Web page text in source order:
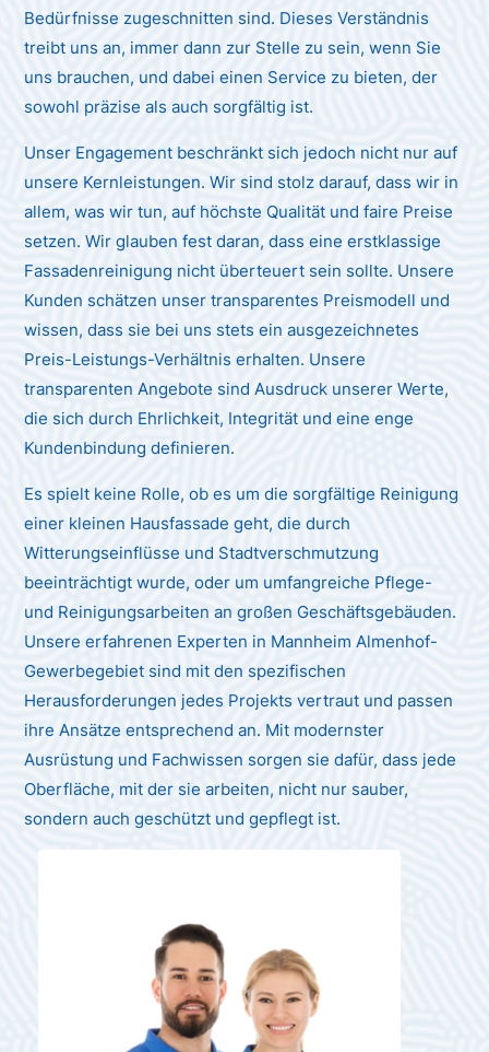
Bedürfnisse zugeschnitten sind. Dieses Verständnis
treibt uns an, immer dann zur Stelle zu sein, wenn Sie
uns brauchen, und dabei einen Service zu bieten, der
sowohl präzise als auch sorgfältig ist.
Unser Engagement beschränkt sich jedoch nicht nur auf
unsere Kernleistungen. Wir sind stolz darauf, dass wir in
allem, was wir tun, auf höchste Qualität und faire Preise
setzen. Wir glauben fest daran, dass eine erstklassige
Fassadenreinigung nicht überteuert sein sollte. Unsere
Kunden schätzen unser transparentes Preismodell und
wissen, dass sie bei uns stets ein ausgezeichnetes
Preis-Leistungs-Verhältnis erhalten. Unsere
transparenten Angebote sind Ausdruck unserer Werte,
die sich durch Ehrlichkeit, Integrität und eine enge
Kundenbindung definieren.
Es spielt keine Rolle, ob es um die sorgfältige Reinigung
einer kleinen Hausfassade geht, die durch
Witterungseinflüsse und Stadtverschmutzung
beeinträchtigt wurde, oder um umfangreiche Pflege-
und Reinigungsarbeiten an großen Geschäftsgebäuden.
Unsere erfahrenen Experten in Mannheim Almenhof-
Gewerbegebiet sind mit den spezifischen
Herausforderungen jedes Projekts vertraut und passen
ihre Ansätze entsprechend an. Mit modernster
Ausrüstung und Fachwissen sorgen sie dafür, dass jede
Oberfläche, mit der sie arbeiten, nicht nur sauber,
sondern auch geschützt und gepflegt ist.